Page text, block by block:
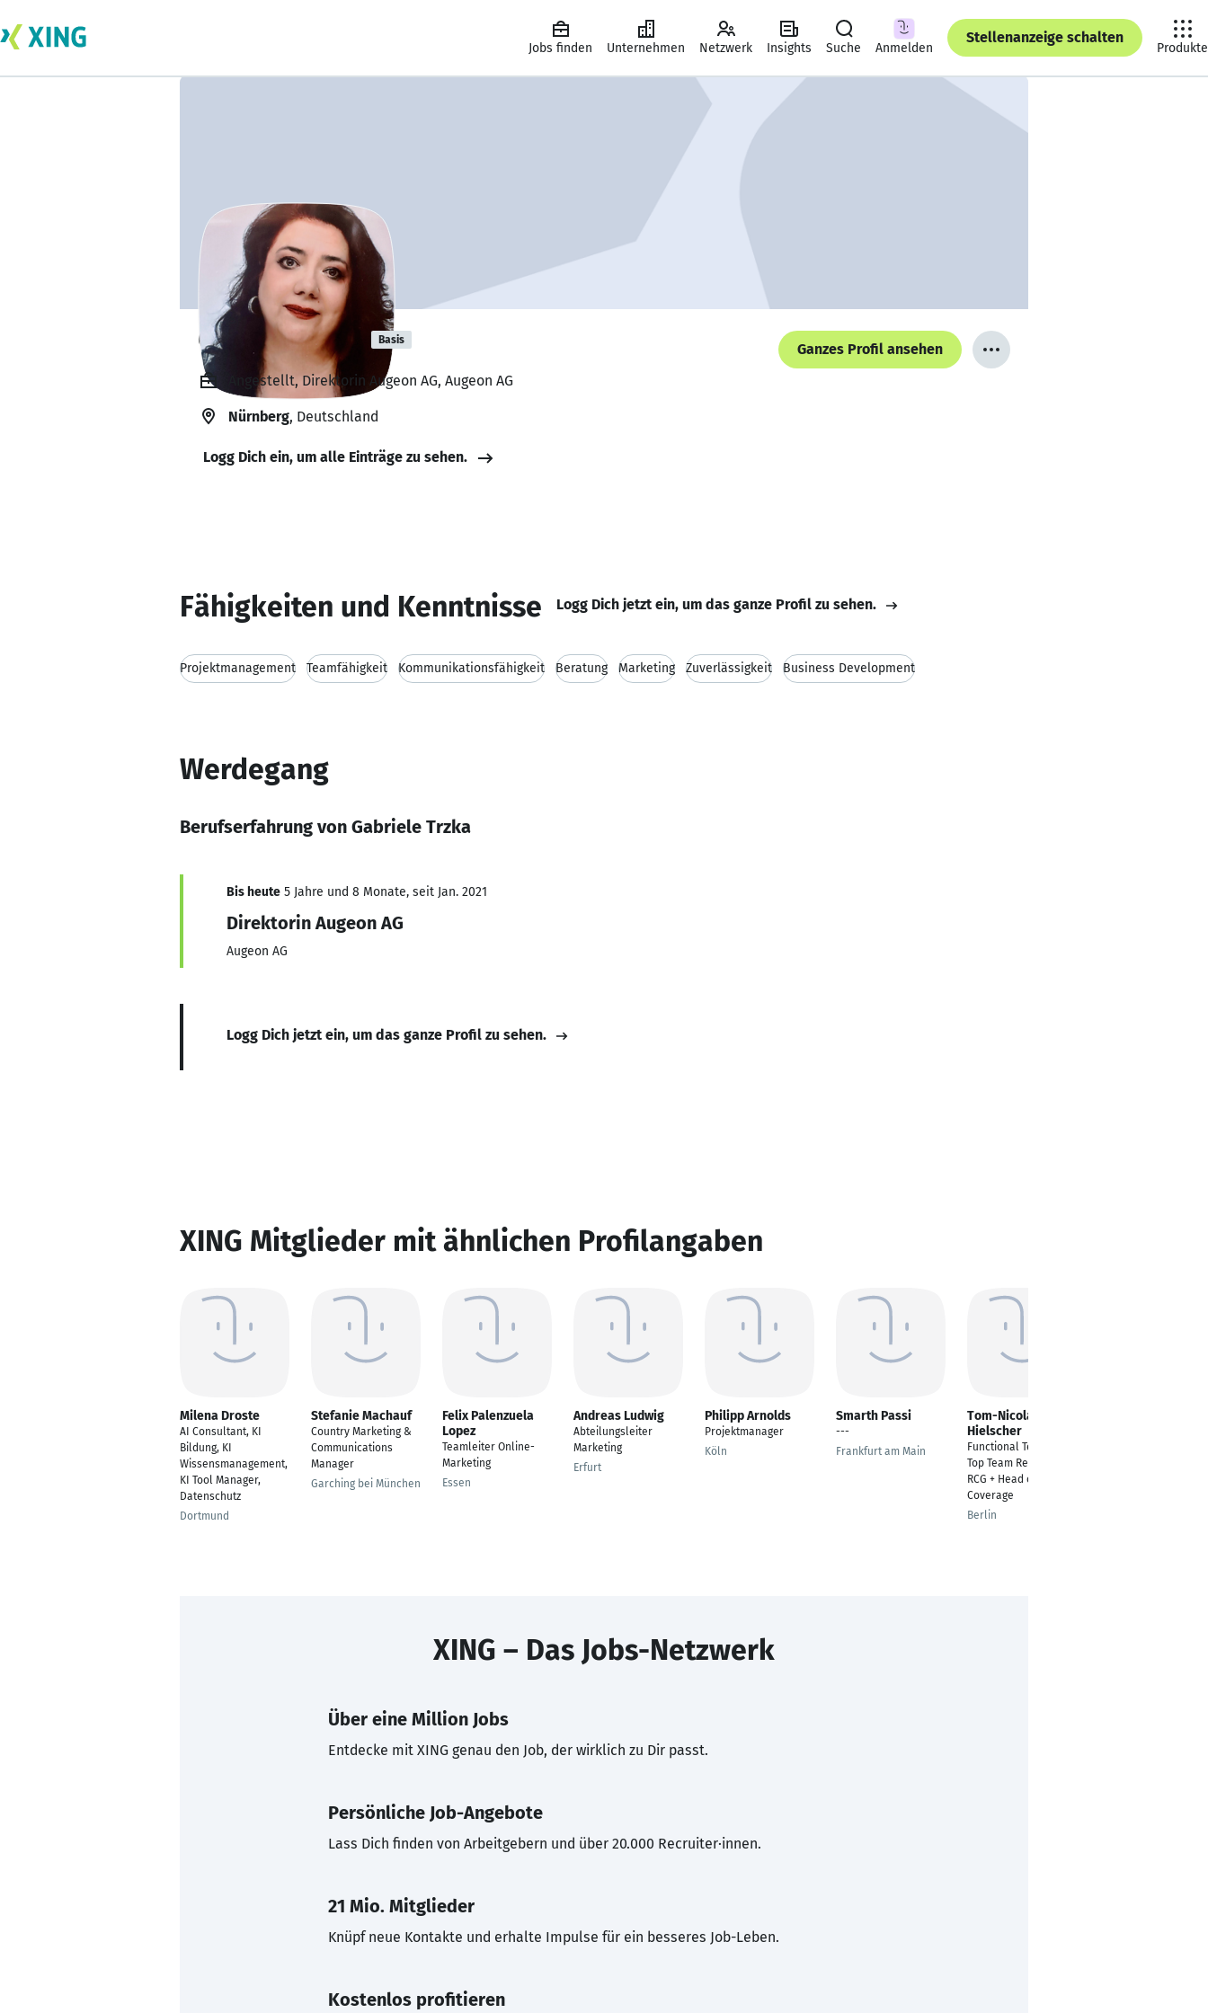
Jobs finden Unternehmen Netzwerk Insights Suche Anmelden
Stellenanzeige schalten
Produkte
Gabriele Trzka Basis
Ganzes Profil ansehen
Angestellt, Direktorin Augeon AG, Augeon AG
Nürnberg, Deutschland
Logg Dich ein, um alle Einträge zu sehen.
Fähigkeiten und Kenntnisse Logg Dich jetzt ein, um das ganze Profil zu sehen.
Projektmanagement Teamfähigkeit Kommunikationsfähigkeit Beratung Marketing Zuverlässigkeit Business Development
Werdegang
Berufserfahrung von Gabriele Trzka
Bis heute 5 Jahre und 8 Monate, seit Jan. 2021
Direktorin Augeon AG
Augeon AG
Logg Dich jetzt ein, um das ganze Profil zu sehen.
XING Mitglieder mit ähnlichen Profilangaben
Milena Droste
AI Consultant, KI
Bildung, KI
Wissensmanagement,
KI Tool Manager,
Datenschutz
Dortmund
Stefanie Machauf
Country Marketing &
Communications
Manager
Garching bei München
Felix Palenzuela
Lopez
Teamleiter Online-
Marketing
Essen
Andreas Ludwig
Abteilungsleiter
Marketing
Erfurt
Philipp Arnolds
Projektmanager
Köln
Smarth Passi
---
Frankfurt am Main
Tom-Nicolas
Hielscher
Functional Team Lead
Top Team Retail &
RCG + Head of Retail
Coverage
Berlin
XING – Das Jobs-Netzwerk
Über eine Million Jobs
Entdecke mit XING genau den Job, der wirklich zu Dir passt.
Persönliche Job-Angebote
Lass Dich finden von Arbeitgebern und über 20.000 Recruiter·innen.
21 Mio. Mitglieder
Knüpf neue Kontakte und erhalte Impulse für ein besseres Job-Leben.
Kostenlos profitieren